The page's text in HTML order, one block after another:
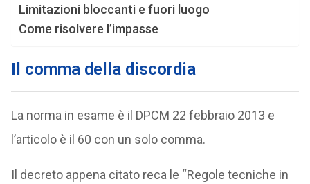
Limitazioni bloccanti e fuori luogo
Come risolvere l’impasse
Il comma della discordia
La norma in esame è il DPCM 22 febbraio 2013 e
l’articolo è il 60 con un solo comma.
Il decreto appena citato reca le “Regole tecniche in